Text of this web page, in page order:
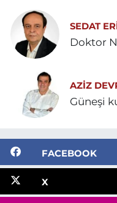
SEDAT
AZIZ
Güneşi
FACEBOOK
X